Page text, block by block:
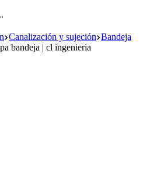
Canalización y sujeción Bandeja
bandeja | cl ingenieria